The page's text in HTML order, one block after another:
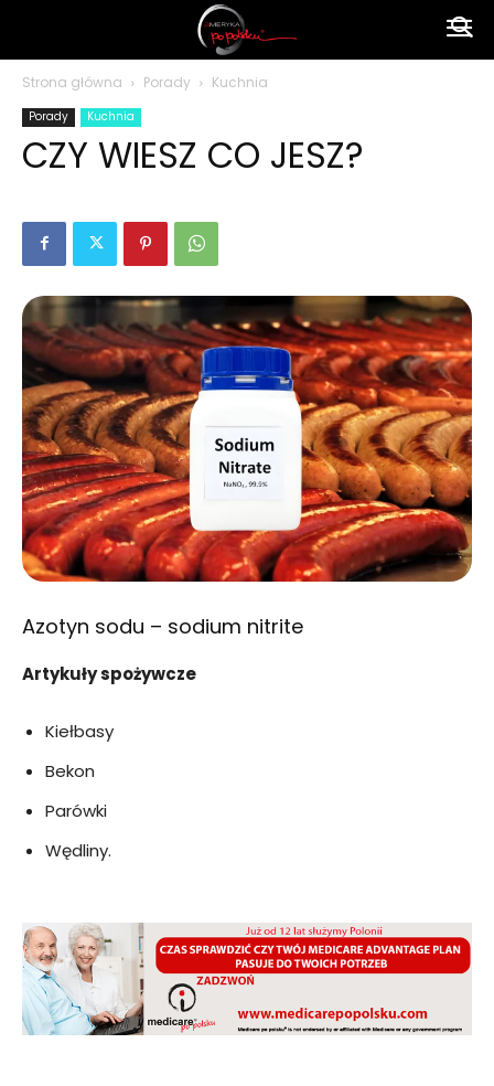
polsku
Strona główna Porady Kuchnia
Porady Kuchnia
CZY WIESZ CO JESZ?
Azotyn sodu – sodium nitrite
Artykuły spożywcze
Kiełbasy
Bekon
Parówki
Wędliny.